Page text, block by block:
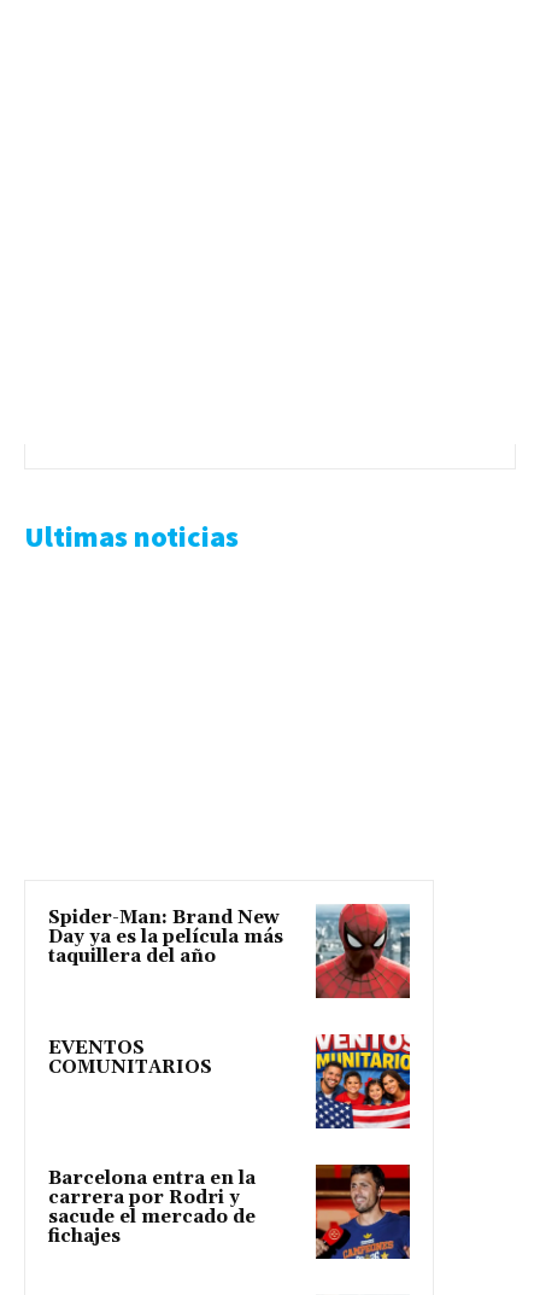
Ultimas noticias
Spider-Man: Brand New
Day ya es la película más
taquillera del año
EVENTOS
COMUNITARIOS
Barcelona entra en la
carrera por Rodri y
sacude el mercado de
fichajes